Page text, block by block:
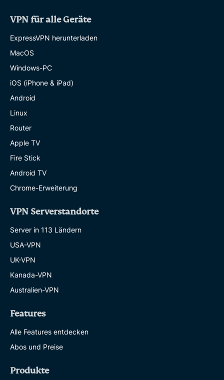
VPN für alle Geräte
ExpressVPN herunterladen
MacOS
Windows-PC
iOS (iPhone & iPad)
Android
Linux
Router
Apple TV
Fire Stick
Android TV
Chrome-Erweiterung
VPN Serverstandorte
Server in 113 Ländern
USA-VPN
UK-VPN
Kanada-VPN
Australien-VPN
Features
Alle Features entdecken
Abos und Preise
Produkte